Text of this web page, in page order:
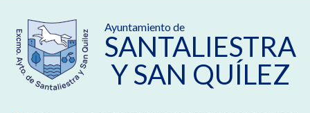
Ayuntamiento de
SANTALIESTRA
Y SAN QUÍLEZ